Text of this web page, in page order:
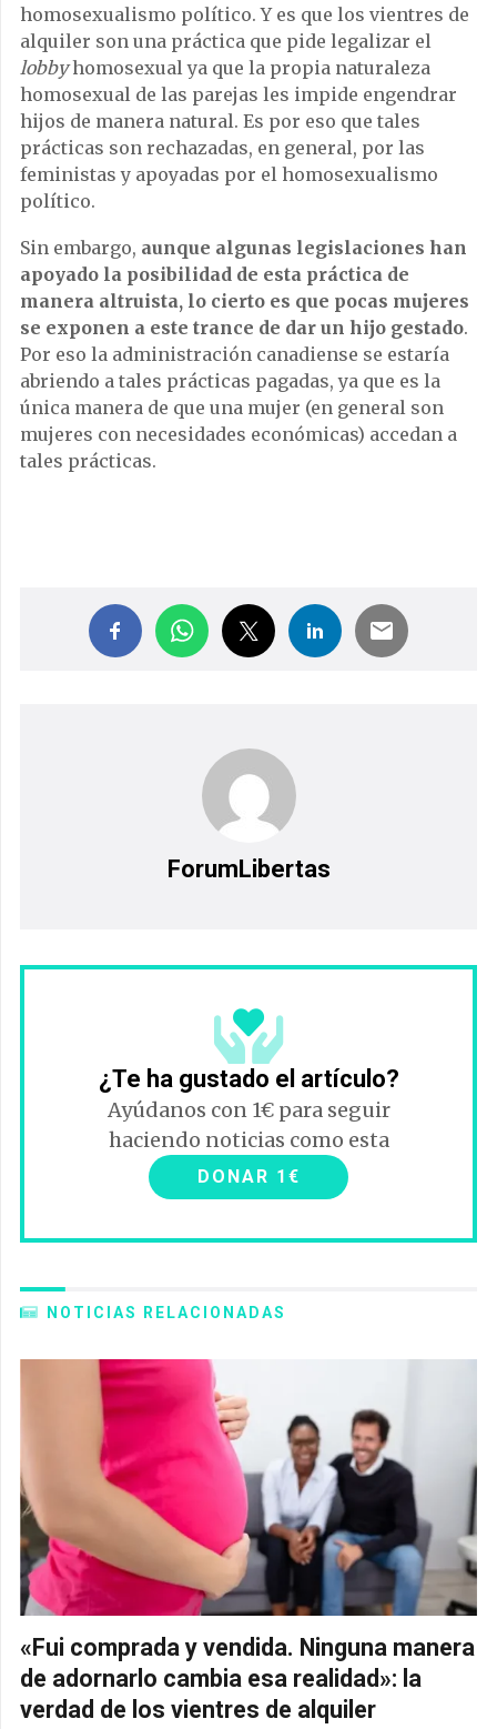
homosexualismo político. Y es que los vientres de
alquiler son una práctica que pide legalizar el
lobbyhomosexual ya que la propia naturaleza
homosexual de las parejas les impide engendrar
hijos de manera natural. Es por eso que tales
prácticas son rechazadas, en general, por las
feministas y apoyadas por el homosexualismo
político.
Sin embargo, aunque algunas legislaciones han
apoyado la posibilidad de esta práctica de
manera altruista, lo cierto es que pocas mujeres
se exponen a este trance de dar un hijo gestado.
Por eso la administración canadiense se estaría
abriendo a tales prácticas pagadas, ya que es la
única manera de que una mujer (en general son
mujeres con necesidades económicas) accedan a
tales prácticas.
ForumLibertas
¿Te ha gustado el artículo?
Ayúdanos con 1€ para seguir
haciendo noticias como esta
DONAR 1€
NOTICIAS RELACIONADAS
«Fui comprada y vendida. Ninguna manera
de adornarlo cambia esa realidad»: la
verdad de los vientres de alquiler